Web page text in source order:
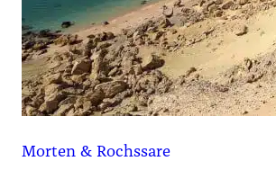
Morten & Rochssare